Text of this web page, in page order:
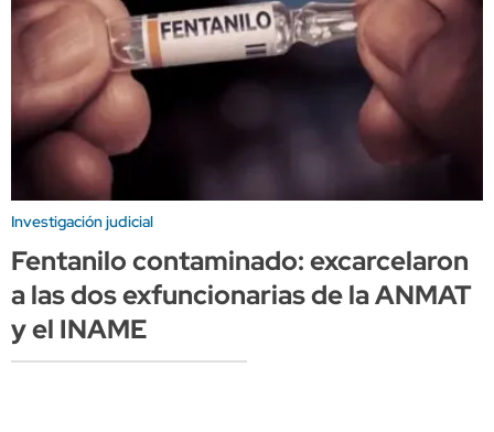
Investigación judicial
Fentanilo contaminado: excarcelaron
a las dos exfuncionarias de la ANMAT
y el INAME